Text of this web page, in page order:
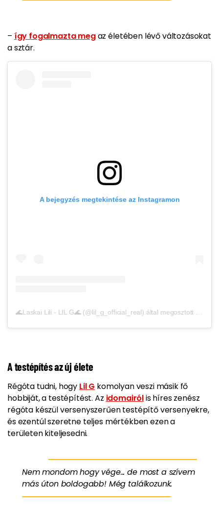
– így fogalmazta megaz életében lévő változásokat
a sztár.
A bejegyzés megtekintése az Instagramon
🌊Laskai Lili - LIL G🌊 (@lil_g_official_real) által megosztott bejegyzés
A testépítés az új élete
Régóta tudni, hogy Lil G komolyan veszi másik fő
hobbiját, a testépítést. Az idomairólis híres zenész
régóta készül versenyszerűen testépítő versenyekre,
és ezentúl szeretne teljes mértékben ezen a
területen kiteljesedni.
Nem mondom hogy vége... de most a szívem
más úton boldogabb! Még találkozunk.